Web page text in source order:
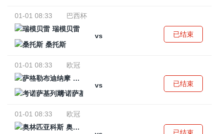
01-01 08:33
巴西杯
瑞模贝雷
vs
桑托斯
已结束
01-01 08:33
欧冠
萨格勒布迪纳摩
vs
考诺萨基列斯
已结束
01-01 08:33
欧冠
奥林匹亚科斯